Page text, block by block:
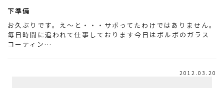
下準備
お久ぶりです。え～と・・・サボってたわけではありません。
毎日時間に追われて仕事しております今日はボルボのガラス
コーティン…
2012.03.20